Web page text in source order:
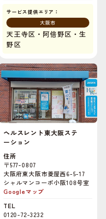
サービス提供エリア：
大阪市
天王寺区・阿倍野区・生
野区
ヘルスレント東大阪ステ
ーション
住所
〒577-0807
大阪府東大阪市菱屋西6-5-17
シャルマンコーポ小阪108号室
Googleマップ
TEL
0120-72-3232